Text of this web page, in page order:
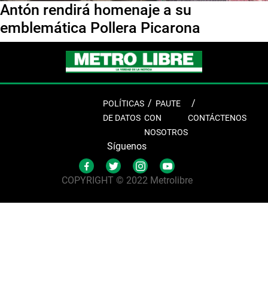
Antón rendirá homenaje a su
emblemática Pollera Picarona
POLÍTICAS
DE DATOS
PAUTE
CON
NOSOTROS
CONTÁCTENOS
Síguenos
COPYRIGHT © 2022 Metrolibre